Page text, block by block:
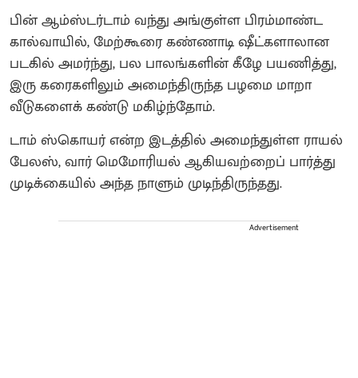
பின் ஆம்ஸ்டர்டாம் வந்து அங்குள்ள பிரம்மாண்ட
கால்வாயில், மேற்கூரை கண்ணாடி ஷீட்களாலான
படகில் அமர்ந்து, பல பாலங்களின் கீழே பயணித்து,
இரு கரைகளிலும் அமைந்திருந்த பழமை மாறா
வீடுகளைக் கண்டு மகிழ்ந்தோம்.
டாம் ஸ்கொயர் என்ற இடத்தில் அமைந்துள்ள ராயல்
பேலஸ், வார் மெமோரியல் ஆகியவற்றைப் பார்த்து
முடிக்கையில் அந்த நாளும் முடிந்திருந்தது.
Advertisement